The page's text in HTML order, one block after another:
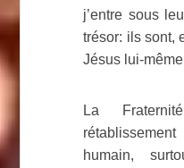
j’entre sous
trésor: ils sont,
Jésus lui-
La
humain,